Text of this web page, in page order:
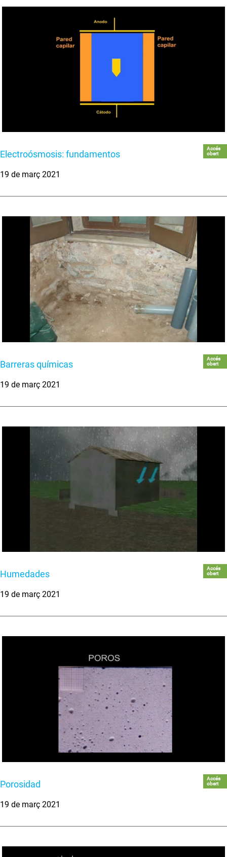
Electroósmosis: fundamentos
Accés
obert
19 de març 2021
Barreras químicas
Accés
obert
19 de març 2021
Humedades
Accés
obert
19 de març 2021
Porosidad
Accés
obert
19 de març 2021